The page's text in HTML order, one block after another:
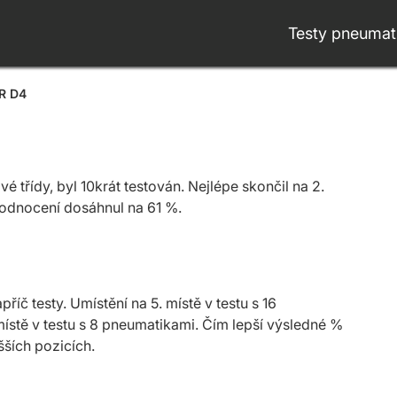
Testy
D4
třídy, byl 10krát testován. Nejlépe skončil na 2.
dosáhnul na 61 %.
testy. Umístění na 5. místě v testu s 16
v testu s 8 pneumatikami. Čím lepší výsledné %
pozicích.